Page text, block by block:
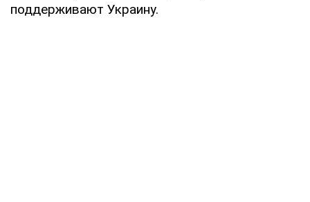
поддерживают Украину.